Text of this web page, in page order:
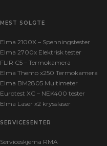
MEST SOLGTE
Elma 2100X – Spenningstester
Elma 2700x Elektrisk tester
FLIR C5 – Termokamera
Elma Themo x250 Termokamera
Elma BM2805 Multimeter
Eurotest XC – NEK400 tester
Elma Laser x2 krysslaser
SERVICESENTER
Serviceskjema RMA